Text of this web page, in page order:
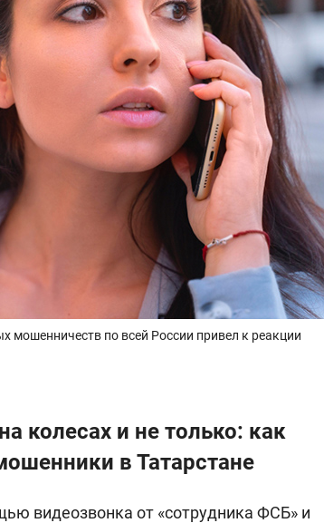
мошенничеств по всей России привел к реакции
колесах и не только: как
в Татарстане
видеозвонка от «сотрудника ФСБ» и